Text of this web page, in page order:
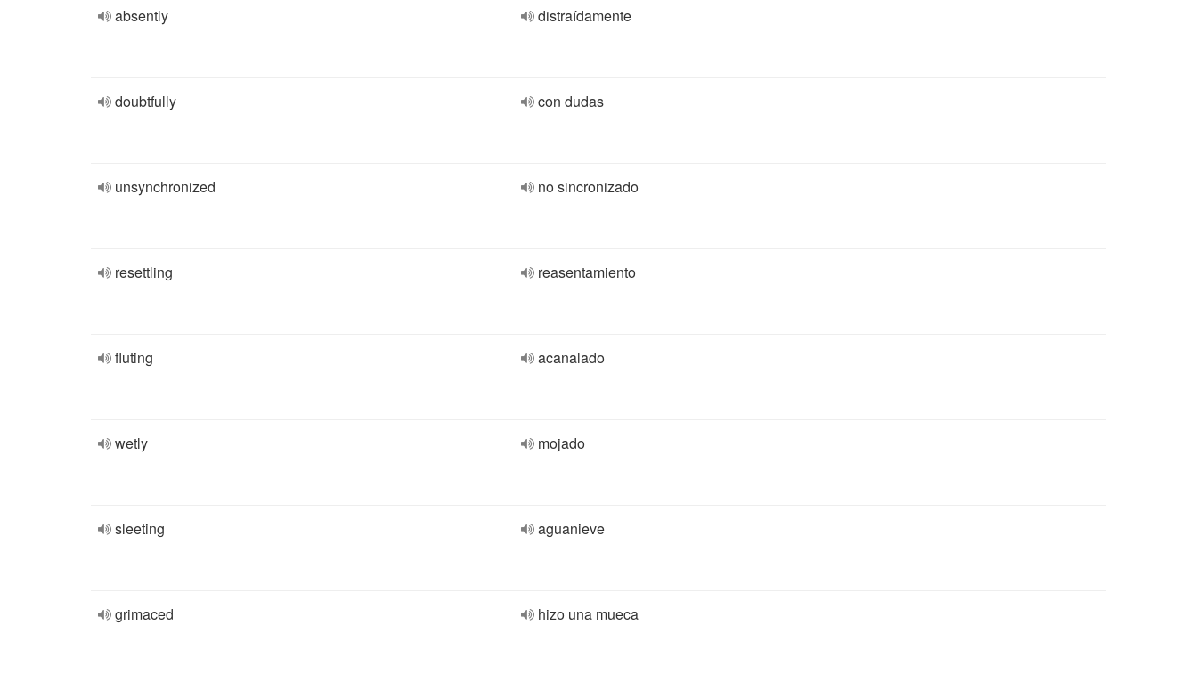
absently distraídamente
doubtfully con dudas
unsynchronized no sincronizado
resettling reasentamiento
fluting acanalado
wetly mojado
sleeting aguanieve
grimaced hizo una mueca